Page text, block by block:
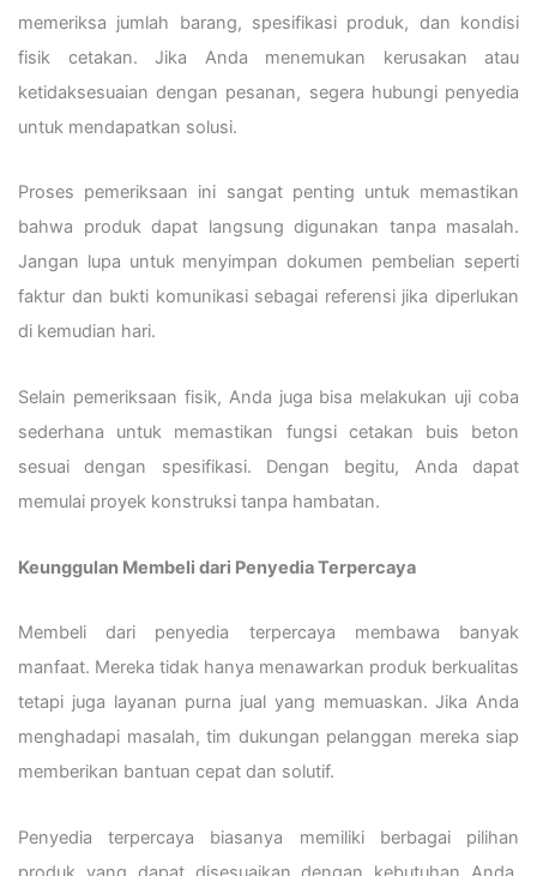
memeriksa jumlah barang, spesifikasi produk, dan kondisi
fisik cetakan. Jika Anda menemukan kerusakan atau
ketidaksesuaian dengan pesanan, segera hubungi penyedia
untuk mendapatkan solusi.
Proses pemeriksaan ini sangat penting untuk memastikan
bahwa produk dapat langsung digunakan tanpa masalah.
Jangan lupa untuk menyimpan dokumen pembelian seperti
faktur dan bukti komunikasi sebagai referensi jika diperlukan
di kemudian hari.
Selain pemeriksaan fisik, Anda juga bisa melakukan uji coba
sederhana untuk memastikan fungsi cetakan buis beton
sesuai dengan spesifikasi. Dengan begitu, Anda dapat
memulai proyek konstruksi tanpa hambatan.
Keunggulan Membeli dari Penyedia Terpercaya
Membeli dari penyedia terpercaya membawa banyak
manfaat. Mereka tidak hanya menawarkan produk berkualitas
tetapi juga layanan purna jual yang memuaskan. Jika Anda
menghadapi masalah, tim dukungan pelanggan mereka siap
memberikan bantuan cepat dan solutif.
Penyedia terpercaya biasanya memiliki berbagai pilihan